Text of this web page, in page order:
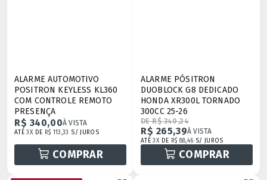
ALARME AUTOMOTIVO
POSITRON KEYLESS KL360
COM CONTROLE REMOTO
PRESENÇA
R$ 340,00À VISTA
ATÉ3XDE R$ 113,33 S/ JUROS
COMPRAR
ALARME PÓSITRON
DUOBLOCK G8 DEDICADO
HONDA XR300L TORNADO
300CC 25-26
DE R$ 340,24
R$ 265,39À VISTA
ATÉ3XDE R$ 88,46 S/ JUROS
COMPRAR